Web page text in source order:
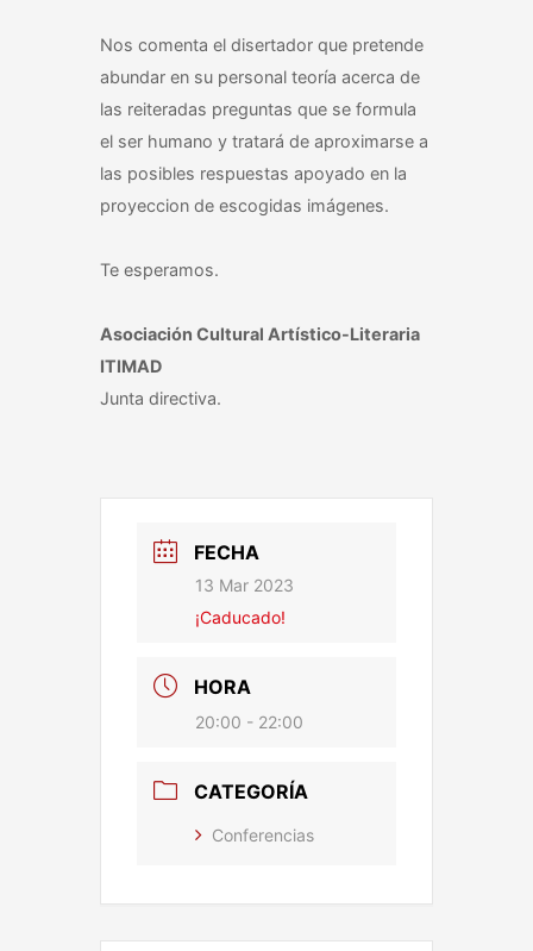
Nos comenta el disertador que pretende
abundar en su personal teoría acerca de
las reiteradas preguntas que se formula
el ser humano y tratará de aproximarse a
las posibles respuestas apoyado en la
proyeccion de escogidas imágenes.
Te esperamos.
Asociación Cultural Artístico-Literaria
ITIMAD
Junta directiva.
FECHA
13 Mar 2023
¡Caducado!
HORA
20:00 - 22:00
CATEGORÍA
Conferencias